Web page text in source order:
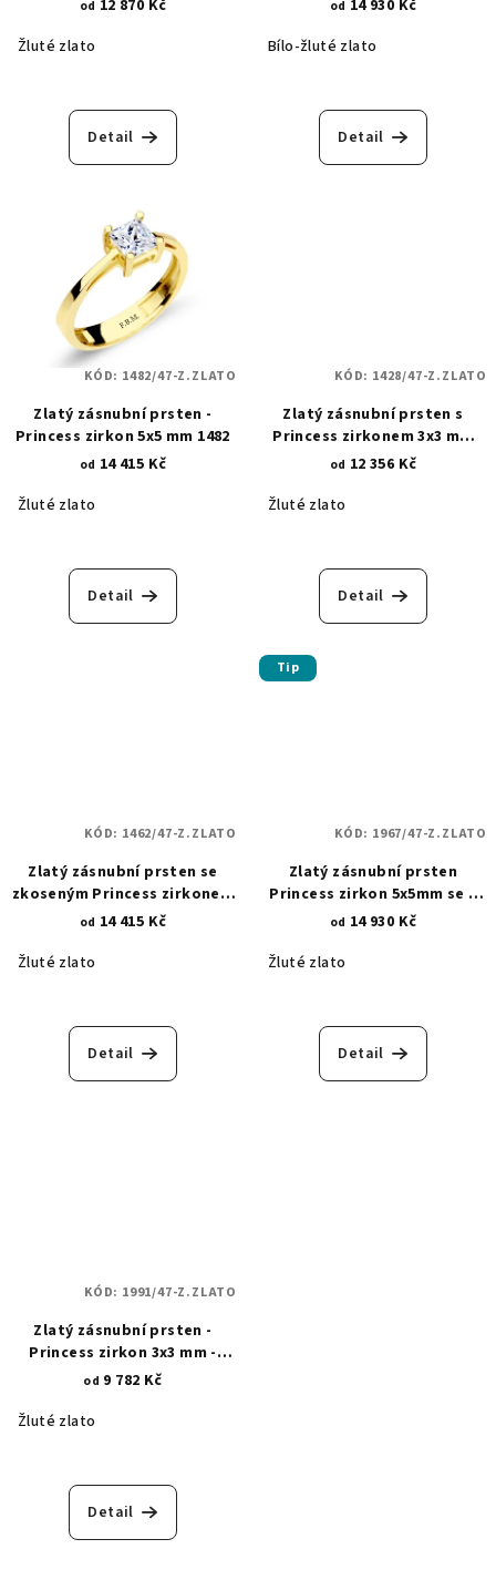
od 12 870 Kč
Žluté zlato
Detail
od 14 930 Kč
Bílo-žluté zlato
Detail
Zlatý zásnubní prsten -
Princess zirkon 5x5 mm 1482
od 14 415 Kč
Žluté zlato
Detail
KÓD: 1482/47-Z.ZLATO
Zlatý zásnubní prsten s
Princess zirkonem 3x3 mm
1428
od 12 356 Kč
Žluté zlato
Detail
KÓD: 1428/47-Z.ZLATO
Zlatý zásnubní prsten se
zkoseným Princess zirkonem
5x5 mm 1462
od 14 415 Kč
Žluté zlato
Detail
KÓD: 1462/47-Z.ZLATO
Tip
Zlatý zásnubní prsten
Princess zirkon 5x5mm se 4
krapnami 1967
od 14 930 Kč
Žluté zlato
Detail
KÓD: 1967/47-Z.ZLATO
Zlatý zásnubní prsten -
Princess zirkon 3x3 mm -
krapnové osazení 1991
od 9 782 Kč
Žluté zlato
Detail
KÓD: 1991/47-Z.ZLATO